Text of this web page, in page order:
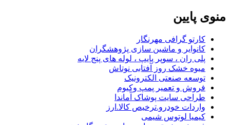
منوی پایین
کارتو گرافی مهرنگار
کانوایر و ماشین سازی پژوهشگران
پلی ران ، سوپر پایپ ، لوله های پنج لایه
میوه خشک روز آفتابی نوتاش
توسعه صنعتی الکترونیک
فروش و تعمیر پمپ وکیوم
طراحی سایت پوشاک آماندا
واردات خودرو.ترخیص کالا.ارز
کیمیا لوتوس شیمی